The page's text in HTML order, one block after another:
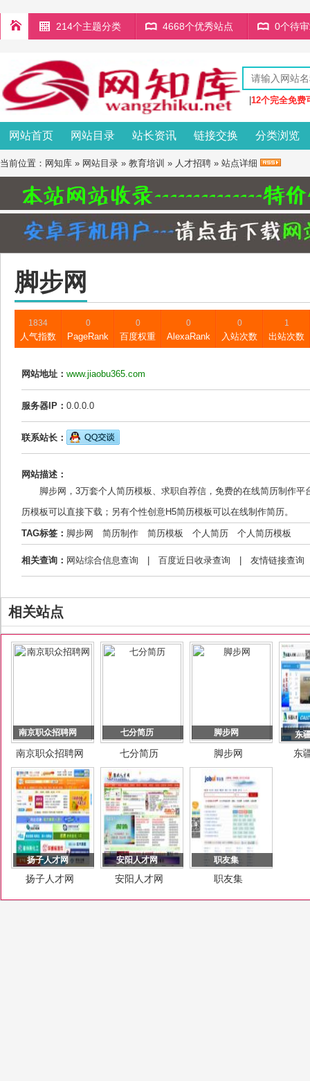
214个主题分类 4668个优秀站点 0个待
12个完全免费
网站首页 网站目录 站长资讯 链接交换 分类浏览
当前位置： 网知库 » 网站目录 » 教育培训 » 人才招聘 » 站点详细
脚步网
1834
人气指数
0
PageRank
0
百度权重
0
AlexaRank
0
入站次数
1
出站次数
网站地址： www.jiaobu365.com
服务器IP： 0.0.0.0
联系站长：
网站描述：
脚步网，3万套个人简历模板、求职自荐信，免费的在线简历制作平
历模板可以直接下载；另有个性创意H5简历模板可以在线制作简历。
TAG标签： 脚步网 简历制作 简历模板 个人简历 个人简历模板
相关查询： 网站综合信息查询 百度近日收录查询 友情链接查询
相关站点
南京职众招聘网
南京职众招聘网
七分简历
七分简历
脚步网
脚步网
东
东
扬子人才网
扬子人才网
安阳人才网
安阳人才网
职友集
职友集